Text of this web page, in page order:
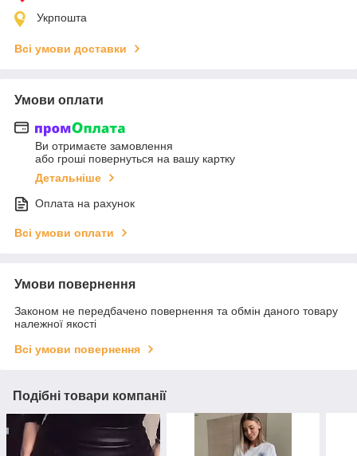
Укрпошта
Всі умови доставки
Умови оплати
Ви отримаєте замовлення
або гроші повернуться на вашу картку
Детальніше
Оплата на рахунок
Всі умови оплати
Умови повернення
Законом не передбачено повернення та обмін даного товару
належної якості
Всі умови повернення
Подібні товари компанії